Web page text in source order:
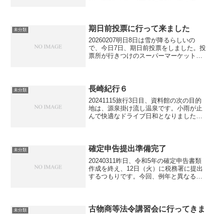
未分類 期日前投票に行って来ました
20260207明日8日は雪が降るらしいの
で、今日7日、期日前投票をしました。投
票所が行きつけのスーパーマーケットの
ルマを停め、歩い...
未分類 長崎紀行６
20241115旅行3日目、資料館の次の目的
地は、源泉掛け流し温泉です。小雨が止
んで快適なドライブ日和となりました。
車から降り、建物...
未分類 確定申告提出準備完了
20240311昨日、令和5年の確定申告書類
作成を終え、12日（火）に税務署に提出
するつもりです。今回、例年と異なる点
きな赤字となり...
未分類
古物商等法令講習会に行ってきま